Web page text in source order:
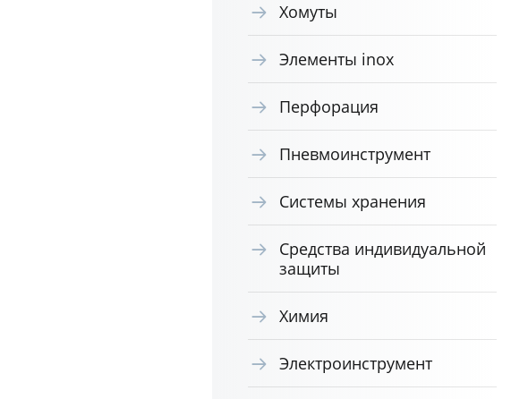
Хомуты
Элементы inox
Перфорация
Пневмоинструмент
Системы хранения
Средства индивидуальной
защиты
Химия
Электроинструмент